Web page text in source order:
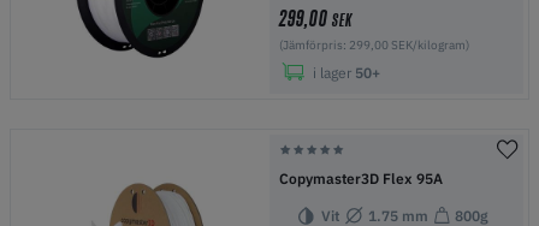
299,00 SEK
(Jämförpris: 299,00 SEK/kilogram)
i lager 50+
Copymaster3D Flex 95A
Vit 1.75 mm 800g